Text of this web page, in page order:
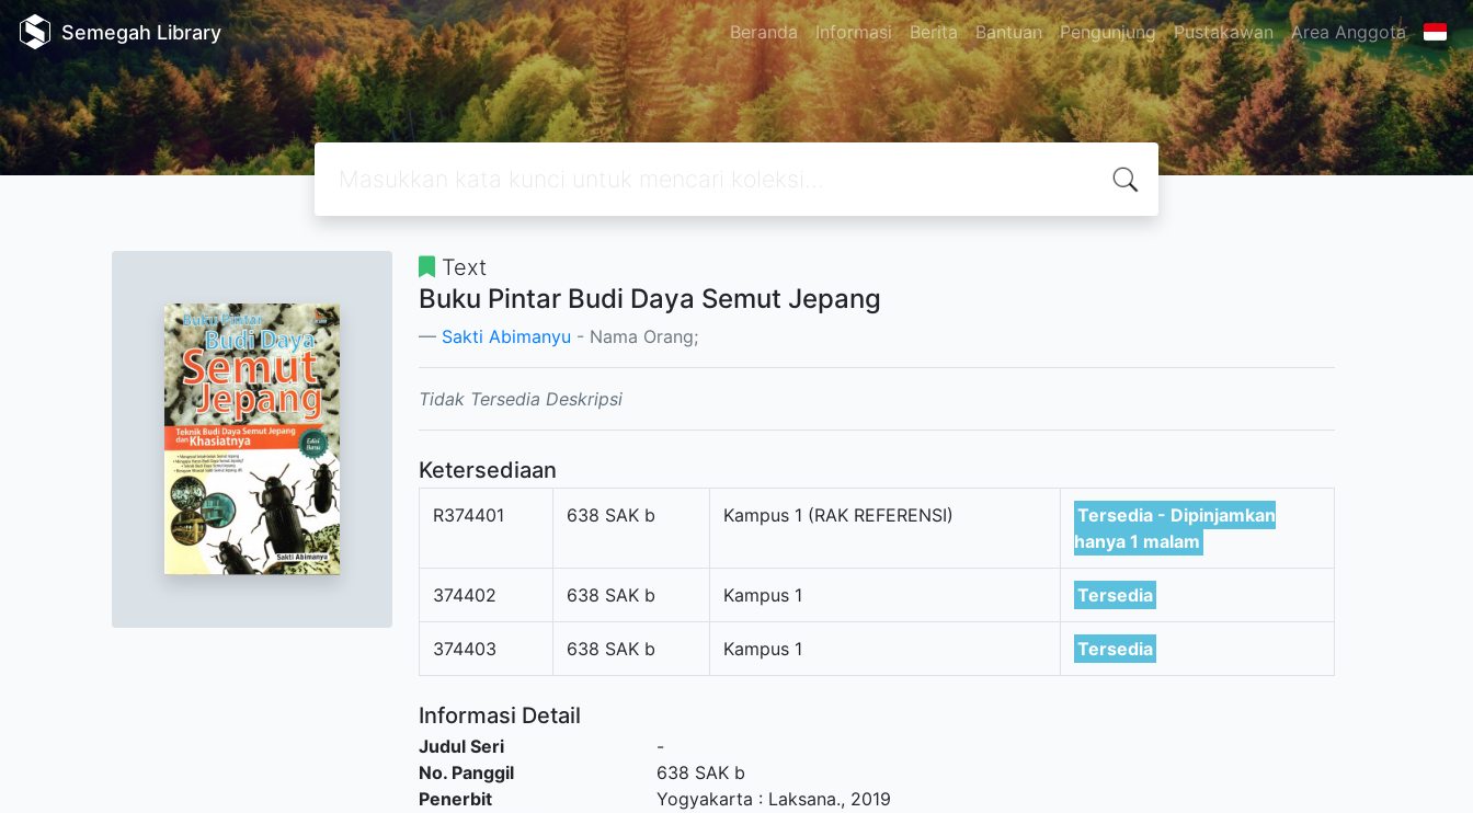
Semegah Library Beranda Informasi Berita Bantuan Pengunjung Pustakawan Area Anggota
Text
Buku Pintar Budi Daya Semut Jepang
Sakti Abimanyu - Nama Orang;
Tidak Tersedia Deskripsi
Ketersediaan
R374401 638 SAK b Kampus 1 (RAK REFERENSI)
Tersedia - Dipinjamkan
hanya 1 malam
374402 638 SAK b Kampus 1 Tersedia
374403 638 SAK b Kampus 1 Tersedia
Informasi Detail
Judul Seri
-
No. Panggil
638 SAK b
Penerbit
Yogyakarta : Laksana., 2019